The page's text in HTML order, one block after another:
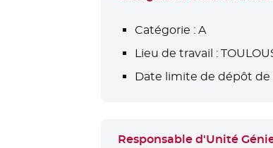
Catégorie : A
Lieu de travail :
Date limite de dépôt de
Responsable d'Unité